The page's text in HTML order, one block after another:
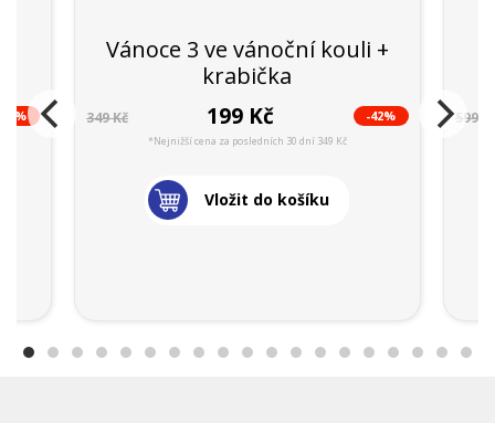
Vánoce 3 ve vánoční kouli +
krabička
349 Kč 199 Kč -42%
*Nejnižší cena za posledních 30 dní 349 Kč
Vložit do košíku
599